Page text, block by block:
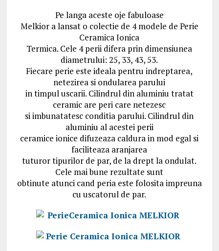
Pe langa aceste oje fabuloase
Melkior a lansat o colectie de 4 modele de Perie
Ceramica Ionica
Termica. Cele 4 perii difera prin dimensiunea
diametrului: 25, 33, 43, 53.
Fiecare perie este ideala pentru indreptarea,
netezirea si ondularea parului
in timpul uscarii. Cilindrul din aluminiu tratat
ceramic are peri care netezesc
si imbunatatesc conditia parului. Cilindrul din
aluminiu al acestei perii
ceramice ionice difuzeaza caldura in mod egal si
faciliteaza aranjarea
tuturor tipurilor de par, de la drept la ondulat.
Cele mai bune rezultate sunt
obtinute atunci cand peria este folosita impreuna
cu uscatorul de par.